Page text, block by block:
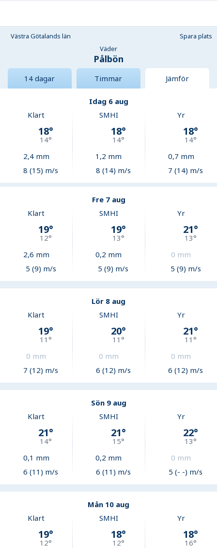
Västra Götalands län
Spara plats
Väder
Pålbön
14 dagar Timmar Jämför
Idag 6 aug
Klart
18°
14°
2,4mm
8 (15) m/s
SMHI
18°
14°
1,2 mm
8 (14) m/s
Yr
18°
14°
0,7 mm
7 (14) m/s
Fre 7 aug
Klart
19°
12°
2,6 mm
5 (9) m/s
SMHI
19°
13°
0,2 mm
5 (9) m/s
Yr
21°
13°
0 mm
5 (9) m/s
Lör 8 aug
Klart
19°
11°
0 mm
7 (12) m/s
SMHI
20°
11 °
0 mm
6 (12) m/s
Yr
21°
11°
0 mm
6 (12) m/s
Sön 9 aug
Klart
21°
14°
0,1 mm
6 (11) m/s
SMHI
21°
15°
0,2 mm
6 (11) m/s
Yr
22°
13°
0 mm
5 (- -) m/s
Mån 10 aug
Klart
19°
12°
SMHI
18°
12°
Yr
18°
16°